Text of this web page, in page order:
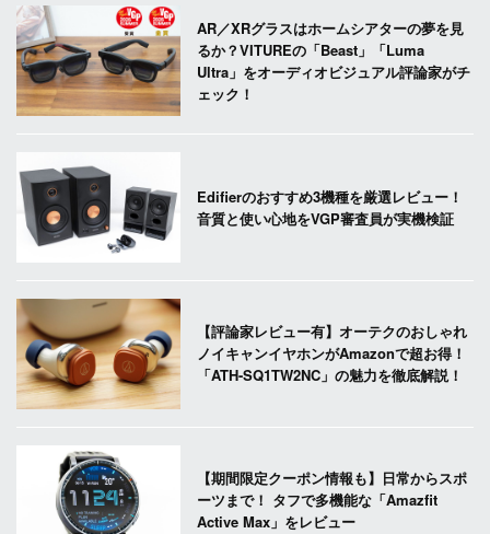
AR／XRグラスはホームシアターの夢を見
るか？VITUREの「Beast」「Luma
Ultra」をオーディオビジュアル評論家がチ
ェック！
Edifierのおすすめ3機種を厳選レビュー！
音質と使い心地をVGP審査員が実機検証
【評論家レビュー有】オーテクのおしゃれ
ノイキャンイヤホンがAmazonで超お得！
「ATH-SQ1TW2NC」の魅力を徹底解説！
【期間限定クーポン情報も】日常からスポ
ーツまで！ タフで多機能な「Amazfit
Active Max」をレビュー